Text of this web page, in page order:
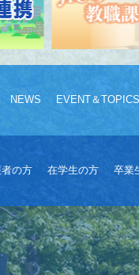
NEWS EVENT＆TOPICS
の方 在学生の方 卒業